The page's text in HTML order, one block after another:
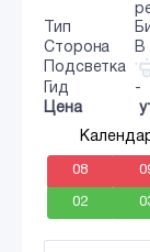
Тип
Сторона
B
Подсветка
Гид
-
Цена
08
02